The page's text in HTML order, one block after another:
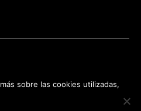
sobre las cookies utilizadas,